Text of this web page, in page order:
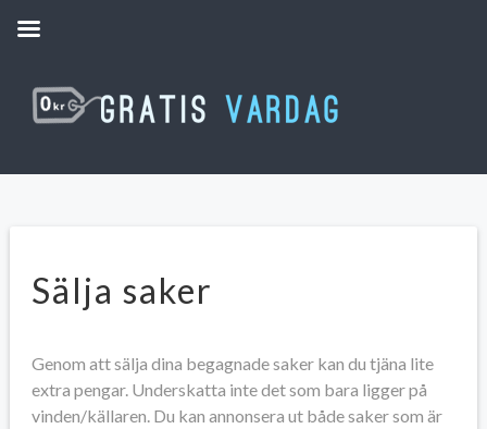
Sälja saker
Genom att sälja dina begagnade saker kan du tjäna lite
extra pengar. Underskatta inte det som bara ligger på
vinden/källaren. Du kan annonsera ut både saker som är